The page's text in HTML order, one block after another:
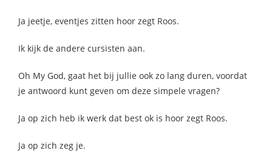
Ja jeetje, eventjes zitten hoor zegt Roos.
Ik kijk de andere cursisten aan.
Oh My God, gaat het bij jullie ook zo lang duren, voordat
je antwoord kunt geven om deze simpele vragen?
Ja op zich heb ik werk dat best ok is hoor zegt Roos.
Ja op zich zeg je.